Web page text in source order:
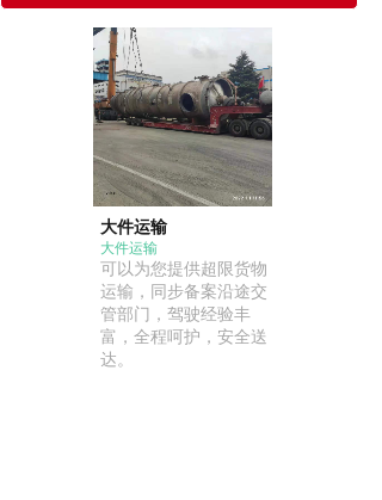
大件运输
大件运输
可以为您提供超限货物
运输，同步备案沿途交
管部门，驾驶经验丰
富，全程呵护，安全送
达。